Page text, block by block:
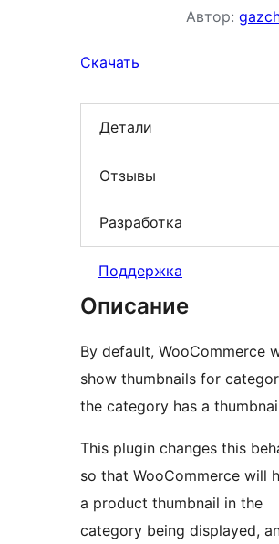
Автор:
Скачать
Детали
Отзывы
Разработка
Поддержка
Описание
By default, WooCommerce
show thumbnails for
the category has a
This plugin changes this
so that WooCommerce will
a product thumbnail in the
category being displayed,